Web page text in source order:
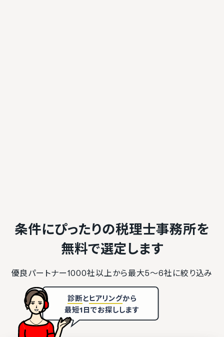
条件にぴったりの税理士事務所を
無料で選定します
優良パートナー1000社以上から最大5〜6社に絞り込み
診断とヒアリングから
最短1日でお探しします